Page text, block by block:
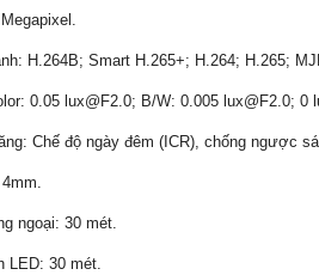
H.264B; Smart H.265+; H.264; H.265;
0.05 lux@F2.0; B/W: 0.005 lux@F2.0; 0
Chế độ ngày đêm (ICR), chống ngược
ngoại: 30 mét.
LED: 30 mét.